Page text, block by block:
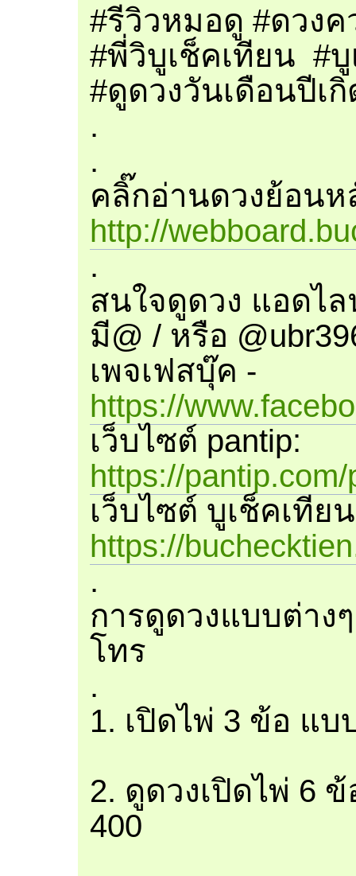
#รีวิวหมอดู #ดวง
#พี่วิบูเช็คเทียน #
#ดูดวงวันเดือนปีเ
.
.
คลิ๊กอ่านดวงย้อนห
http://
.
สนใจดูดวง แอดไ
มี@ / หรือ
เพจเฟสบุ๊ค -
https://
เว็บไซต์ pantip:
https://
เว็บไซต์ บูเช็คเทีย
https://
.
การดูดวงแบบต่า
โทร
.
1. เปิดไพ่ 3 ข้อ แ
2. ดูดวงเปิดไพ่ 6
400